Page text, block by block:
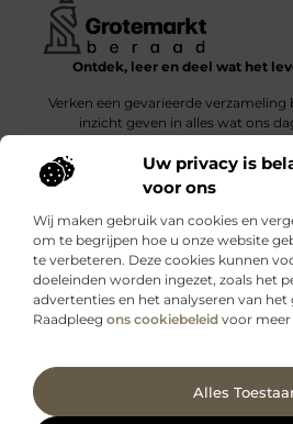
Uw privacy is
voor ons
Wij maken gebruik van cookies en
om te begrijpen hoe u onze website
te verbeteren. Deze cookies kunnen
doeleinden worden ingezet, zoals het
advertenties en het analyseren van het
Raadpleeg ons cookiebeleid voor meer
Alles
Ontdek, leer en deel wat het
Verken een gevarieerde verzameling
inzicht geven in alles wat ons
Bericht categorie
Onze informatie